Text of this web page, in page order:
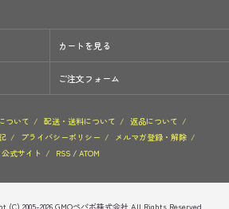
カートを見る
ご注文フォーム
ついて / 配送・送料について / 返品について /
/ プライバシーポリシー / メルマガ登録・解除 /
公式サイト / RSS/ ATOM
(C) 2005-2026 GMOペパボ株式会社 All Rights Reserved.